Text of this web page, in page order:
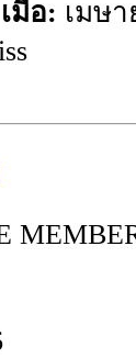
มื่อ: เมษา